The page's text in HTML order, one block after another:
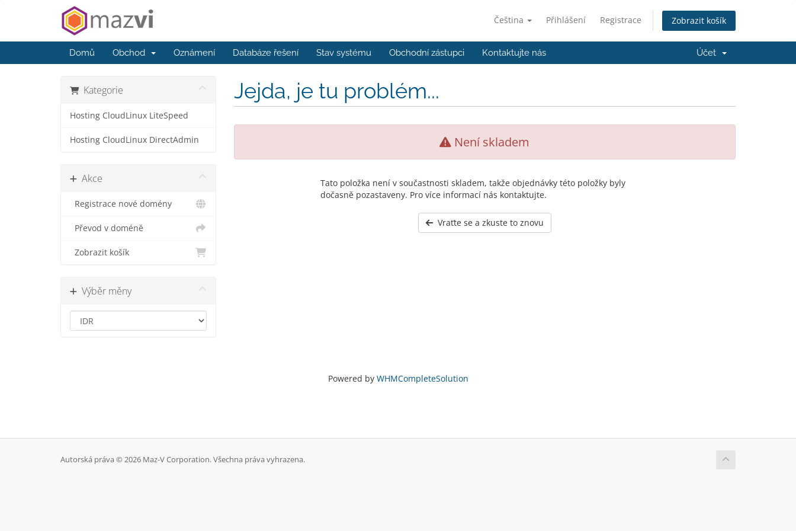
Čeština Přihlášení Registrace Zobrazit košík
Domů Obchod Oznámení Databáze řešení Stav systému Obchodní zástupci Kontaktujte nás Účet
Kategorie
Hosting CloudLinux LiteSpeed
Hosting CloudLinux DirectAdmin
Akce
Registrace nové domény
Převod v doméně
Zobrazit košík
Výběr měny
Jejda, je tu problém...
Není skladem
Tato položka není v součastnosti skladem, takže objednávky této položky byly
dočasně pozastaveny. Pro více informací nás kontaktujte.
Vraťte se a zkuste to znovu
Powered by WHMCompleteSolution
Autorská práva © 2026 Maz-V Corporation. Všechna práva vyhrazena.